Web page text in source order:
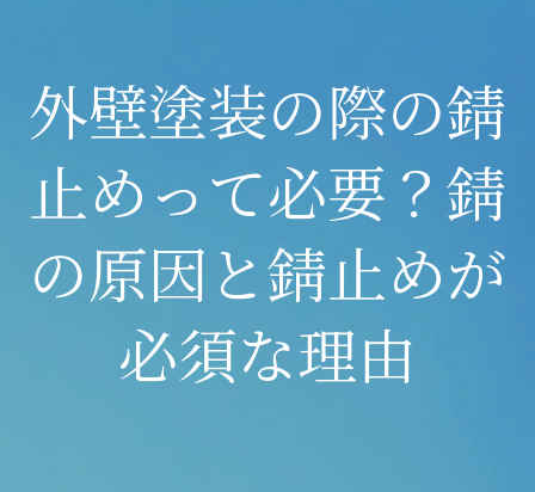
外壁塗装の際の錆
止めって必要？錆
の原因と錆止めが
必須な理由